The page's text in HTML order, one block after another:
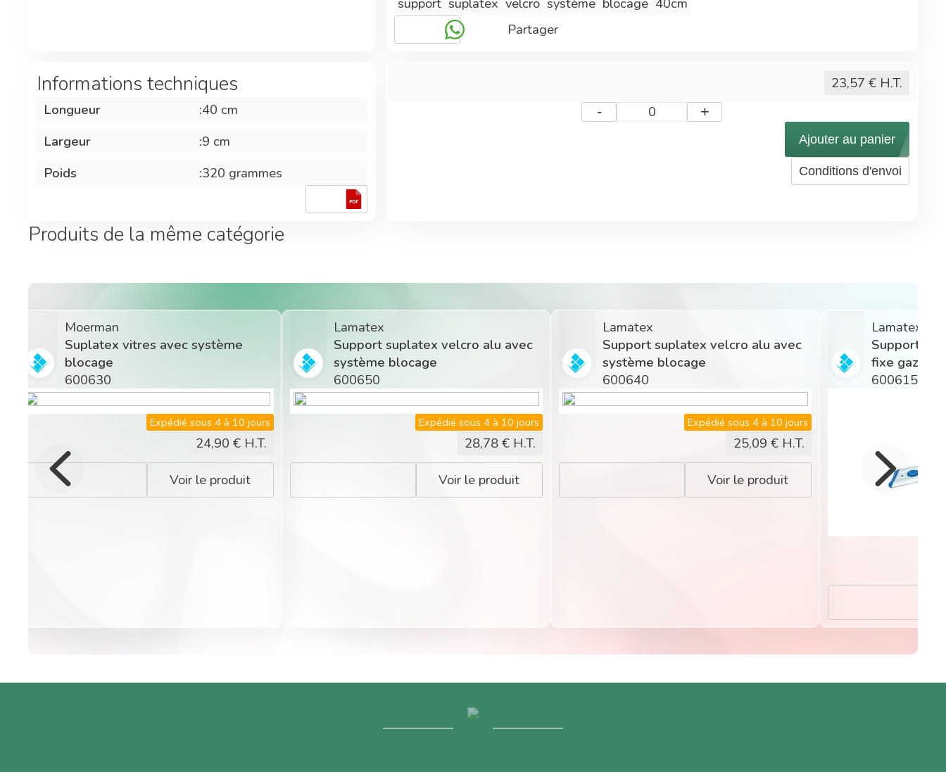
Lavable sans recommandation spécifique.
Brosser la partie auto-agrippante à l'aide de brosse souple.
Partager
Informations techniques
Longueur :40 cm
Largeur
:9 cm
Poids
:320 grammes
23,57 € H.T.
-
0 +
Ajouter au panier
Conditions d'envoi
Produits de la même catégorie
Moerman
Suplatex vitres avec système
blocage
600630
Expédié sous 4 à 10 jours
24,90 € H.T.
Voir le produit
Lamatex
Support suplatex velcro alu avec
système blocage
600650
Expédié sous 4 à 10 jours
28,78€ H.T.
Voir le produit
Lamatex
Support suplatex velcro alu avec
système blocage
600640
Expédié sous 4 à 10 jours
25,09 € H.T.
Voir le produit
Lamatex
Support
fixe gaze
600615